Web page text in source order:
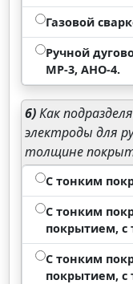
Газовой
Ручной
МР-3, АНО-4.
6)Как
электроды для
толщине
С тонким
С тонким
покрытием, с
С тонким
покрытием, с